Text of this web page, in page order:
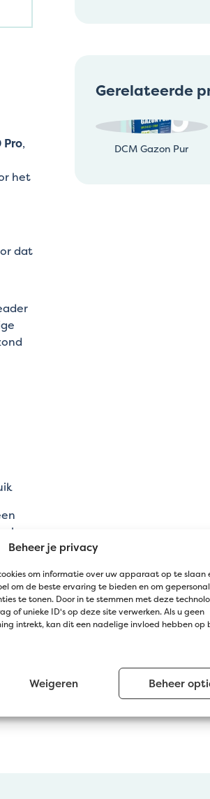
Beheer je privacy
om informatie over uw apparaat op te slaan
om de beste ervaring te bieden en om
te tonen. Door in te stemmen met deze
of unieke ID's op deze site verwerken. Als u geen
intrekt, kan dit een nadelige invloed hebben op
Weigeren Beheer
Pro,
het
dat
15 kg
Gerelateerde
DCM Gazon Pur